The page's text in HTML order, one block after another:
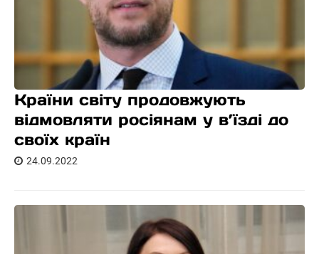
Країни світу продовжують
відмовляти росіянам у в’їзді до
своїх країн
24.09.2022